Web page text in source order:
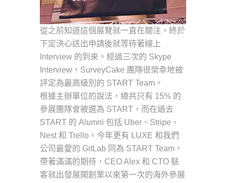
從之前知道這個展覽就一直在關注，終於
下定決心送出申請後就等待著線上
Interview 的到來。經過三次的 Skype
Interview，SurveyCake 團隊很榮幸地被
評定為最高級別的 START Team。
根據主辦單位的說法，總共只有 15% 的
參展團隊會被選為 START，而在過去
START 的 Alumni 包括 Uber、Stripe、
Nest 和 Trello。今年更有 LUXE 和我們
公司最愛的 GitLab 同為 START Team。
帶著滿滿的期待，CEO Alex 和 CTO 駭
客就出發展開創業以來第一次的海外參展